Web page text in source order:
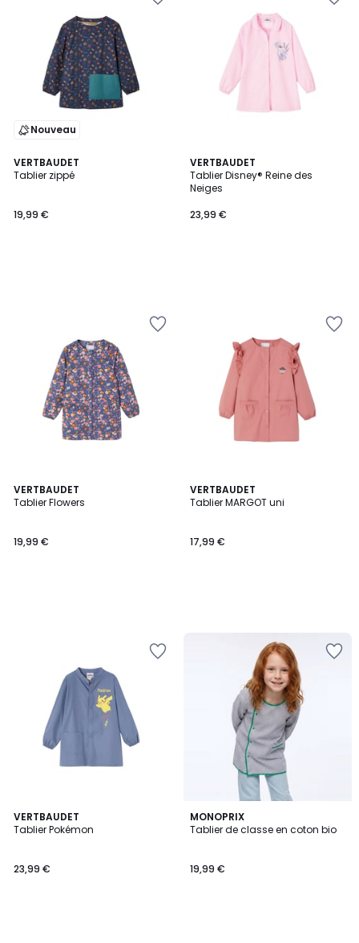
Nouveau
VERTBAUDET
Tablier zippé
19,99 €
VERTBAUDET
Tablier Disney® Reine des
Neiges
23,99 €
VERTBAUDET
Tablier Flowers
19,99 €
VERTBAUDET
Tablier MARGOT uni
17,99 €
VERTBAUDET
Tablier Pokémon
23,99 €
MONOPRIX
Tablier de classe en coton bio
19,99 €